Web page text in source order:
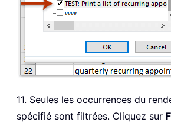
11. Seules les occurrences du
spécifié sont filtrées. Cliquez sur